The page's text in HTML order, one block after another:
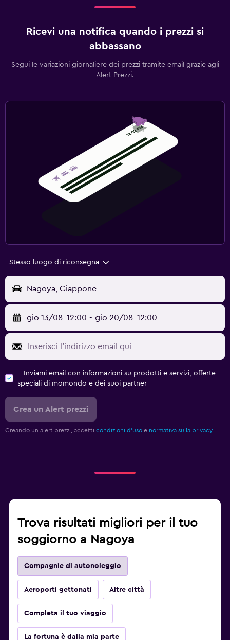
Ricevi una notifica quando i prezzi si
abbassano
Segui le variazioni giornaliere dei prezzi tramite email grazie agli
Alert Prezzi.
Stesso luogo di riconsegna
Nagoya, Giappone
gio 13/08 12:00 - gio 20/08 12:00
Inviami email con informazioni su prodotti e servizi, offerte
speciali di momondo e dei suoi partner
Crea un Alert prezzi
Creando un alert prezzi, accetti condizioni d'uso e normativa sulla privacy.
Trova risultati migliori per il tuo
soggiorno a Nagoya
Compagnie di autonoleggio
Aeroporti gettonati Altre città
Completa il tuo viaggio
La fortuna è dalla mia parte